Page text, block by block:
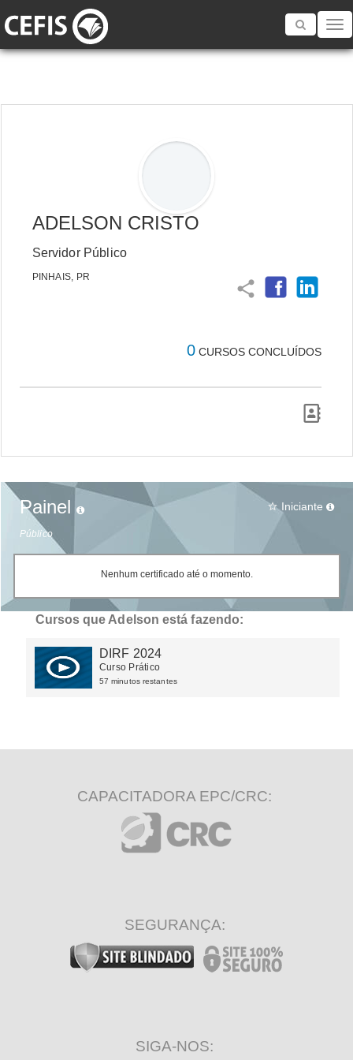
Toggle
ADELSON CRISTO
Servidor Público
PINHAIS, PR
share
0 CURSOS CONCLUÍDOS
Painel
Público
star_border Iniciante
Nenhum certificado até o momento.
Cursos que Adelson está fazendo:
DIRF 2024
Curso Prático
57 minutos restantes
CAPACITADORA EPC/CRC:
SEGURANÇA:
SIGA-NOS: